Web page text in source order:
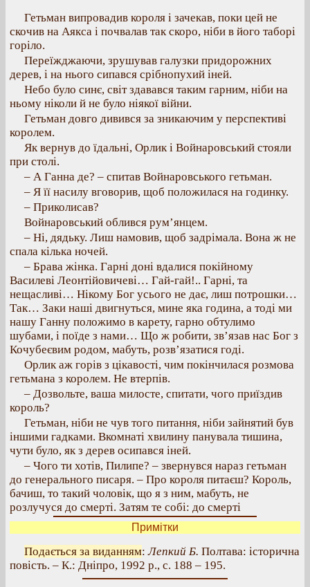
Гетьман випровадив короля і зачекав, поки цей не
скочив на Аякса і почвалав так скоро, ніби в його таборі
горіло.
Переїжджаючи, зрушував галузки придорожних
дерев, і на нього сипався срібнопухий іней.
Небо було синє, світ здавався таким гарним, ніби на
ньому ніколи й не було ніякої війни.
Гетьман довго дивився за зникаючим у перспективі
королем.
Як вернув до їдальні, Орлик і Войнаровський стояли
при столі.
– А Ганна де? – спитав Войнаровського гетьман.
– Я її насилу вговорив, щоб положилася на годинку.
– Приколисав?
Войнаровський облився рум’янцем.
– Ні, дядьку. Лиш намовив, щоб задрімала. Вона ж не
спала кілька ночей.
– Брава жінка. Гарні доні вдалися покійному
Василеві Леонтійовичеві… Гай-гай!.. Гарні, та
нещасливі… Нікому Бог усього не дає, лиш потрошки…
Так… Заки наші двигнуться, мине яка година, а тоді ми
нашу Ганну положимо в карету, гарно обтулимо
шубами, і поїде з нами… Що ж робити, зв’язав нас Бог з
Кочубеєвим родом, мабуть, розв’язатися годі.
Орлик аж горів з цікавості, чим покінчилася розмова
гетьмана з королем. Не втерпів.
– Дозвольте, ваша милосте, спитати, чого приїздив
король?
Гетьман, ніби не чув того питання, ніби зайнятий був
іншими гадками. Вкомнаті хвилину панувала тишина,
чути було, як з дерев осипався іней.
– Чого ти хотів, Пилипе? – звернувся нараз гетьман
до генерального писаря. – Про короля питаєш? Король,
бачиш, то такий чоловік, що я з ним, мабуть, не
розлучуся до смерті. Затям те собі: до смерті
Примітки
Подається за виданням:Лепкий Б. Полтава: історична
повість. – К.: Дніпро, 1992 р., с. 188 – 195.